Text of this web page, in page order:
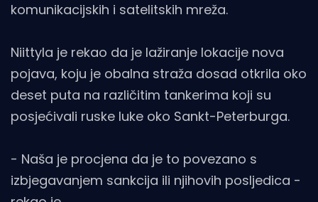
komunikacijskih i satelitskih mreža.
Niittyla je rekao da je lažiranje lokacije nova
pojava, koju je obalna straža dosad otkrila oko
deset puta na različitim tankerima koji su
posjećivali ruske luke oko Sankt-Peterburga.
- Naša je procjena da je to povezano s
izbjegavanjem sankcija ili njihovih posljedica -